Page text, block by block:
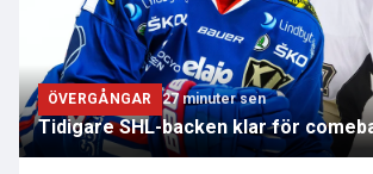
ÖVERGÅNGAR 27 minuter sen
Tidigare SHL-backen klar för